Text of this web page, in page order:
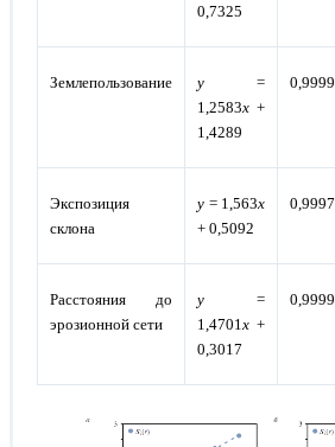
0,7325
Землепользование y =
1,2583x +
1,4289
0,9999
Экспозиция
склона
y = 1,563x
+ 0,5092
0,9997
Расстояния до
эрозионной сети
y =
1,4701 x +
0,3017
0,9999